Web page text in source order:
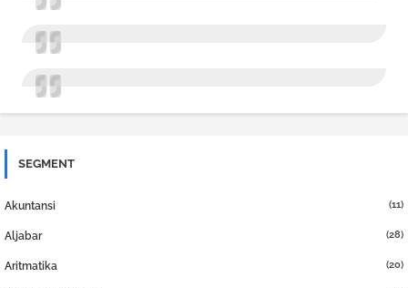
SEGMENT
Akuntansi (11)
Aljabar (28)
Aritmatika (20)